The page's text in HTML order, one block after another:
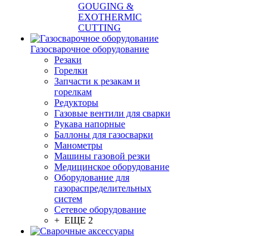
GOUGING &
EXOTHERMIC
CUTTING
Газосварочное оборудование
Резаки
Горелки
Запчасти к резакам и
горелкам
Редукторы
Газовые вентили для сварки
Рукава напорные
Баллоны для газосварки
Манометры
Машины газовой резки
Медицинское оборудование
Оборудование для
газораспределительных
систем
Сетевое оборудование
+ ЕЩЕ 2